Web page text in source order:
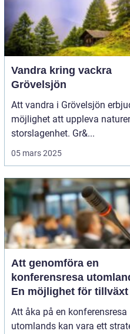
Vandra kring vackra
Grövelsjön
Att vandra i Grövelsjön
möjlighet att uppleva
storslagenhet. Gr&...
05 mars 2025
Att genomföra en
konferensresa
En möjlighet för
samarbete
Att åka på en konferensresa
utomlands kan vara ett